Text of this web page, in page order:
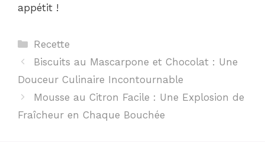
appétit !
Catégories
Recette
Biscuits au Mascarpone et Chocolat : Une
Douceur Culinaire Incontournable
Mousse au Citron Facile : Une Explosion de
Fraîcheur en Chaque Bouchée